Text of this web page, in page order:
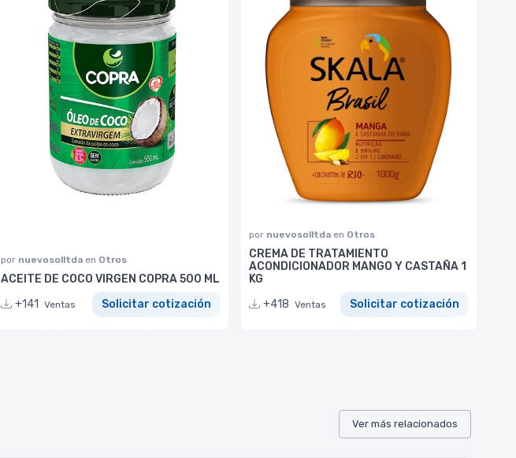
por nuevosolltda en Otros
ACEITE DE COCO VIRGEN COPRA 500 ML
+141
Ventas Solicitar cotización
por nuevosolltda en Otros
CREMA DE TRATAMIENTO
ACONDICIONADOR MANGO Y CASTAÑA 1
KG
+418 Ventas Solicitar cotización
Ver más relacionados